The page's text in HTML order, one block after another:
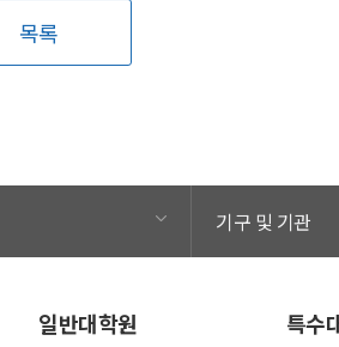
목록
기구 및 기관
일반대학원 특수